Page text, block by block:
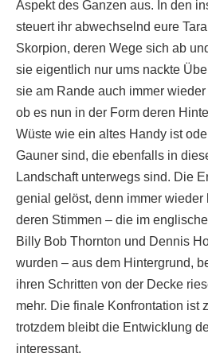
Aspekt des Ganzen aus. In den
steuert ihr abwechselnd eure
Skorpion, deren Wege sich ab
sie eigentlich nur ums nackte
sie am Rande auch immer
ob es nun in der Form deren
Wüste wie ein altes Handy ist
Gauner sind, die ebenfalls in
Landschaft unterwegs sind. Die
genial gelöst, denn immer wieder
deren Stimmen – die im
Billy Bob Thornton und Dennis
wurden – aus dem Hintergrund,
ihren Schritten von der Decke
mehr. Die finale Konfrontation ist
trotzdem bleibt die Entwicklung
interessant.